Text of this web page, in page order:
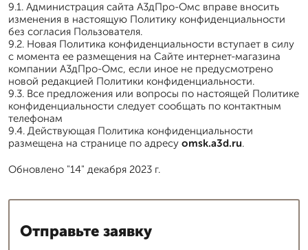
9.1. Администрация сайта А3дПро-Омс вправе вносить
изменения в настоящую Политику конфиденциальности
без согласия Пользователя.
9.2. Новая Политика конфиденциальности вступает в силу
с момента ее размещения на Сайте интернет-магазина
компании А3дПро-Омс, если иное не предусмотрено
новой редакцией Политики конфиденциальности.
9.3. Все предложения или вопросы по настоящей Политике
конфиденциальности следует сообщать по контактным
телефонам
9.4. Действующая Политика конфиденциальности
размещена на странице по адресу omsk.a3d.ru.
Обновлено "14" декабря 2023 г.
Отправьте заявку